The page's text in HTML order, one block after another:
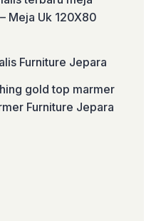
Meja Uk 120X80
Furniture Jepara
gold top marmer
Furniture Jepara